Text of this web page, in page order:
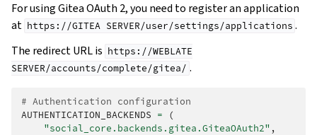
For using Gitea OAuth 2, you need to register an application
at https://GITEA SERVER/user/settings/applications .
The redirect URL is https://WEBLATE
SERVER/accounts/complete/gitea/ .
# Authentication configuration
AUTHENTICATION_BACKENDS =
(
"social_core.backends.gitea.GiteaOAuth2" ,